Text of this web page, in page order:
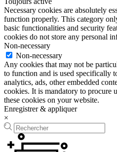
Necessary cookies are absolutely
function properly. This category
basic functionalities and security
cookies do not store any personal
Non-necessary
Non-necessary
Any cookies that may not be
to function and is used specifically
analytics, ads, other embedded
cookies. It is mandatory to procure
these cookies on your website.
Enregistrer & appliquer
×